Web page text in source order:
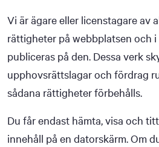
Vi är ägare eller licenstagare av
rättigheter på webbplatsen och
publiceras på den. Dessa verk
upphovsrättslagar och fördrag
sådana rättigheter förbehålls.
Du får endast hämta, visa och
innehåll på en datorskärm. Om